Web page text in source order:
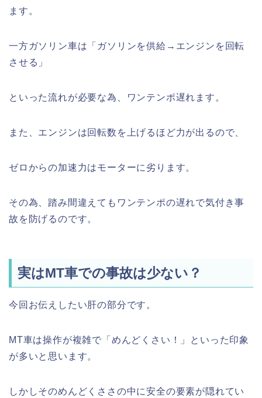
ます。
一方ガソリン車は「ガソリンを供給→エンジンを回転
させる」
といった流れが必要な為、ワンテンポ遅れます。
また、エンジンは回転数を上げるほど力が出るので、
ゼロからの加速力はモーターに劣ります。
その為、踏み間違えてもワンテンポの遅れで気付き事
故を防げるのです。
実はMT車での事故は少ない？
今回お伝えしたい肝の部分です。
MT車は操作が複雑で「めんどくさい！」といった印象
が多いと思います。
しかしそのめんどくささの中に安全の要素が隠れてい